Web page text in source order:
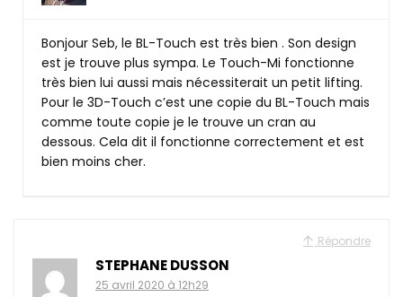
Bonjour Seb, le BL-Touch est très bien . Son design
est je trouve plus sympa. Le Touch-Mi fonctionne
très bien lui aussi mais nécessiterait un petit lifting.
Pour le 3D-Touch c’est une copie du BL-Touch mais
comme toute copie je le trouve un cran au
dessous. Cela dit il fonctionne correctement et est
bien moins cher.
Répondre
STEPHANE DUSSON
25 avril 2020 à 12h29